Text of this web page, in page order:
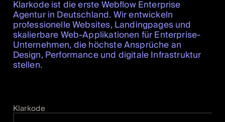
Klarkode ist die erste Webflow Enterprise
Agentur in Deutschland. Wir entwickeln
professionelle Websites, Landingpages und
skalierbare Web-Applikationen für Enterprise-
Unternehmen, die höchste Ansprüche an
Design, Performance und digitale Infrastruktur
stellen.
Klarkode